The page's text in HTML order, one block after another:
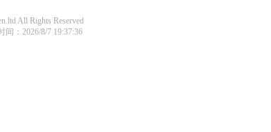
All Rights Reserved
间：2026/8/7 19:37:36